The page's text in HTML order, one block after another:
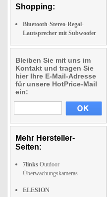
Shopping:
Bluetooth-Stereo-Regal-
Lautsprecher mit Subwoofer
Bleiben Sie mit uns im
Kontakt und tragen Sie
hier Ihre E-Mail-Adresse
für unsere HotPrice-Mail
ein:
Mehr Hersteller-
Seiten:
7links Outdoor
Überwachungskameras
ELESION